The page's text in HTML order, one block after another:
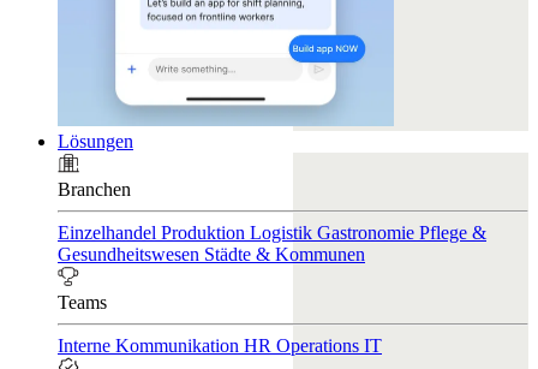
Lösungen
Branchen
Einzelhandel Produktion Logistik Gastronomie Pflege &
Gesundheitswesen Städte & Kommunen
Teams
Interne Kommunikation HR Operations IT